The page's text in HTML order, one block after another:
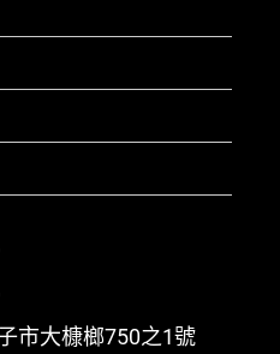
市大槺榔750之1號